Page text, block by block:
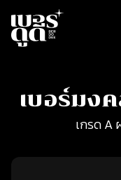
เบอร์มง
เกรด A